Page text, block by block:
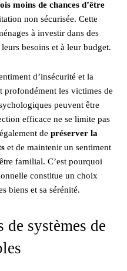
moins de chances d’être
non sécurisée. Cette
à investir dans des
besoins et à leur budget.
d’insécurité et la
les victimes de
peuvent être
efficace ne se limite pas
de préserver la
et de maintenir un sentiment
familial. C’est pourquoi
constitue un choix
biens et sa sérénité.
systèmes de